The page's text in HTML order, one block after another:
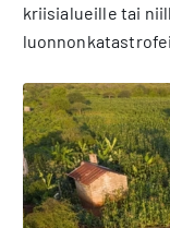
kriisialueille tai